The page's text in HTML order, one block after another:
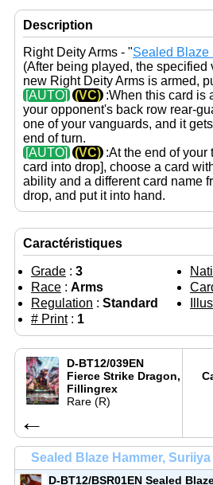
Description
Right Deity Arms - "Sealed Blaze
(After being played, the specified
new Right Deity Arms is armed,
[AUTO]
(VC) :When this card is
your opponent's back row rear-
one of your vanguards, and it gets
end of turn.
[AUTO]
(VC) :At the end of your
card into drop], choose a card
ability and a different card name
drop, and put it into hand.
Caractéristiques
Grade : 3
Race : Arms
Regulation : Standard
# Print: 1
D-BT12/039EN
Fierce Strike Dragon,
Fillingrex
Rare (R)
←
Sealed Blaze Hammer, Suriiya
D-BT12/BSR01EN Sealed